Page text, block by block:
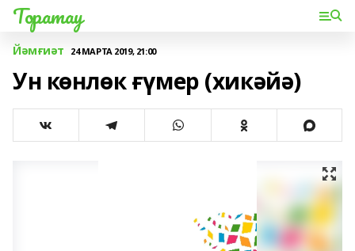
Торатау
Йәмғиәт 24 МАРТА 2019, 21:00
Ун көнлөк ғүмер (хикәйә)